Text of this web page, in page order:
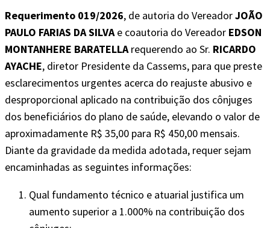
Requerimento 019/2026, de autoria do VereadorJOÃO
PAULO FARIAS DA SILVAe coautoria do Vereador EDSON
MONTANHERE BARATELLArequerendo ao Sr. RICARDO
AYACHE, diretor Presidente da Cassems, para que preste
esclarecimentos urgentes acerca do reajuste abusivo e
desproporcional aplicado na contribuição dos cônjuges
dos beneficiários do plano de saúde, elevando o valor de
aproximadamente R$ 35,00 para R$ 450,00 mensais.
Diante da gravidade da medida adotada, requer sejam
encaminhadas as seguintes informações:
Qual fundamento técnico e atuarial justifica um
aumento superior a 1.000% na contribuição dos